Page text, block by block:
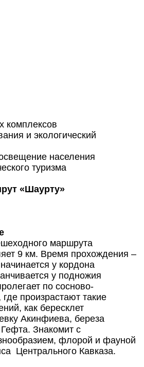
комплексов
и экологический
населения
туризма
«Шаурту»
маршрута
9 км. Время прохождения –
у кордона
у подножия
по сосново-
произрастают такие
как бересклет
Акинфиева, береза
Знакомит с
флорой и фауной
Центрального Кавказа.